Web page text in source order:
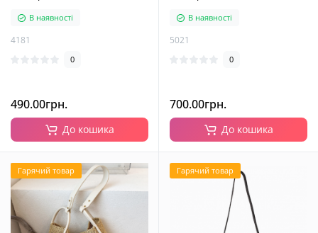
В наявності
4181
0
490.00грн.
До кошика
В наявності
5021
0
700.00грн.
До кошика
Гарячий товар Гарячий товар